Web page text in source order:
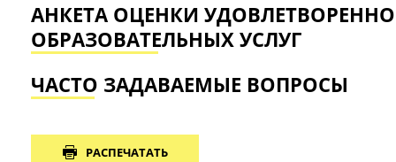
АНКЕТА ОЦЕНКИ
ОБРАЗОВАТЕЛЬНЫХ УСЛУГ
ЧАСТО ЗАДАВАЕМЫЕ ВОПРОСЫ
РАСПЕЧАТАТЬ